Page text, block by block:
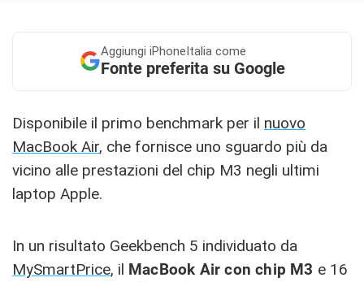
Aggiungi iPhoneItalia come
Fonte preferita su Google
Disponibile il primo benchmark per il nuovo
MacBook Air, che fornisce uno sguardo più da
vicino alle prestazioni del chip M3 negli ultimi
laptop Apple.
In un risultato Geekbench 5 individuato da
MySmartPrice, il MacBook Air con chip M3 e 16